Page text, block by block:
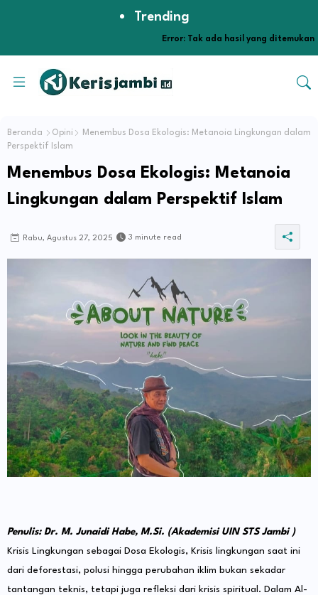
Trending
Error: Tak ada hasil yang ditemukan
Beranda Opini
Menembus Dosa Ekologis: Metanoia Lingkungan dalam
Perspektif Islam
Menembus Dosa Ekologis: Metanoia
Lingkungan dalam Perspektif Islam
Rabu, Agustus 27, 2025 3 minute read
Penulis: Dr. M. Junaidi Habe, M.Si. (Akademisi UIN STS Jambi )
Krisis Lingkungan sebagai Dosa Ekologis, Krisis lingkungan saat ini
dari deforestasi, polusi hingga perubahan iklim bukan sekadar
tantangan teknis, tetapi juga refleksi dari krisis spiritual. Dalam Al-